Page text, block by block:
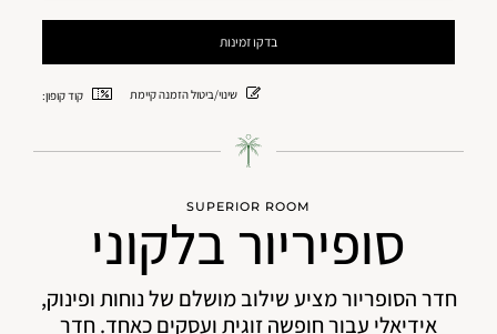
קוד קופון: שינוי/ביטול הזמנה קיימת
SUPERIOR ROOM
סופיריור בלקוני
חדר הסופריור מציע שילוב מושלם של נוחות ופינוק,
אידיאלי עבור חופשה זוגית ועסקים כאחד. חדר